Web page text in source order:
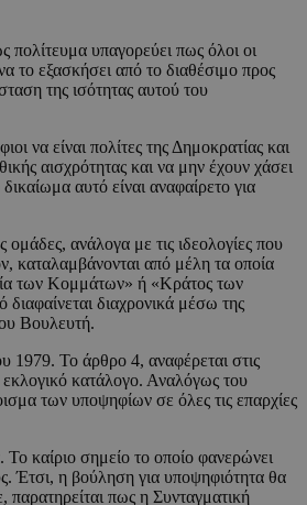
υπαγορεύει πως όλοι οι
το εξασκήσει από το διαθέσιμο προς
της ισότητας αυτού του
να είναι πολίτες της Δημοκρατίας και
αισχρότητας και να μην έχουν χάσει
αυτό είναι αναφαίρετο για
ανάλογα με τις ιδεολογίες που
καταλαμβάνονται από μέλη τα οποία
των Κομμάτων» ή «Κράτος των
διαχρονικά μέσω της
Βουλευτή.
1979. Το άρθρο 4, αναφέρεται στις
κατάλογο. Αναλόγως του
των υποψηφίων σε όλες τις επαρχίες
καίριο σημείο το οποίο φανερώνει
Έτσι, η βούληση για υποψηφιότητα θα
παρατηρείται πως η Συνταγματική